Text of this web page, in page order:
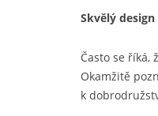
Skvělý
Často se říká,
Okamžitě
k